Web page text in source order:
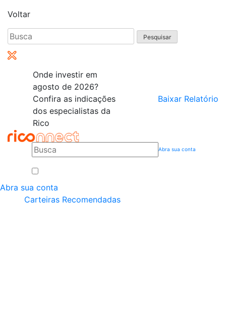
Voltar
Pesquisar
por:
Onde investir em
agosto de 2026?
Confira as indicações
dos especialistas da
Rico
Baixar Relatório
Abra sua conta
Abra sua conta
Carteiras Recomendadas